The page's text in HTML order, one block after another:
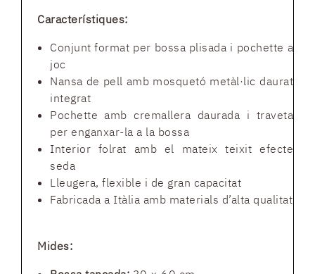
Característiques:
Conjunt format per bossa plisada i pochette a
joc
Nansa de pell amb mosquetó metàl·lic daurat
integrat
Pochette amb cremallera daurada i traveta
per enganxar-la a la bossa
Interior folrat amb el mateix teixit efecte
seda
Lleugera, flexible i de gran capacitat
Fabricada a Itàlia amb materials d’alta qualitat
Mides: